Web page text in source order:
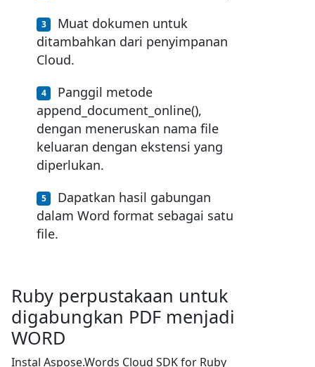
Muat dokumen untuk
ditambahkan dari penyimpanan
Cloud.
Panggil metode
append_document_online(),
dengan meneruskan nama file
keluaran dengan ekstensi yang
diperlukan.
Dapatkan hasil gabungan
dalam Word format sebagai satu
file.
Ruby perpustakaan untuk
digabungkan PDF menjadi
WORD
Instal Aspose.Words Cloud SDK for Ruby